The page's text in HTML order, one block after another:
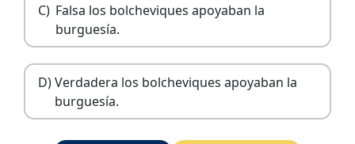
C) Falsa los bolcheviques apoyaban la
burguesía.
D)Verdadera los bolcheviques apoyaban la
burguesía.